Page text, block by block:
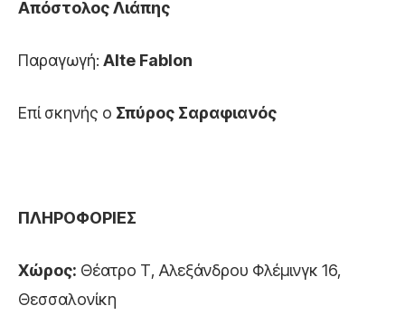
Απόστολος Λιάπης
Παραγωγή: Alte Fablon
Επί σκηνής ο Σπύρος Σαραφιανός
ΠΛΗΡΟΦΟΡΙΕΣ
Χώρος: Θέατρο Τ, Αλεξάνδρου Φλέμινγκ 16,
Θεσσαλονίκη